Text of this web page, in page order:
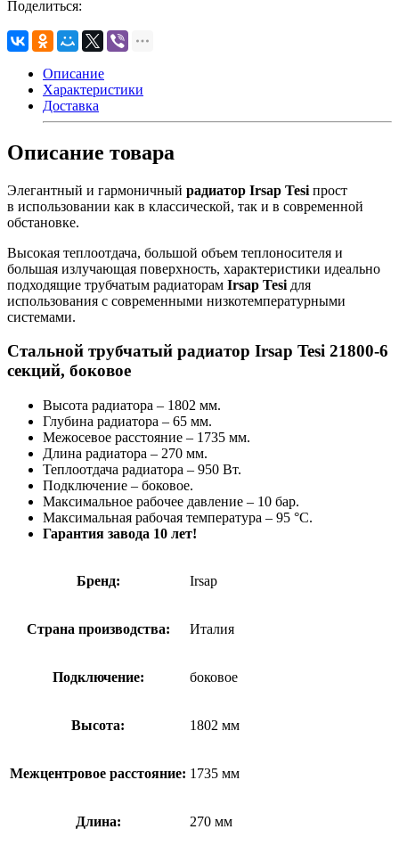
Поделиться:
Описание
Характеристики
Доставка
Описание товара
Элегантный и гармоничный радиатор Irsap Tesi прост
в использовании как в классической, так и в современной
обстановке.
Высокая теплоотдача, большой объем теплоносителя и
большая излучающая поверхность, характеристики идеально
подходящие трубчатым радиаторам Irsap Tesi для
использования с современными низкотемпературными
системами.
Стальной трубчатый радиатор Irsap Tesi 21800-6
секций, боковое
Высота радиатора – 1802 мм.
Глубина радиатора – 65 мм.
Межосевое расстояние – 1735 мм.
Длина радиатора – 270 мм.
Теплоотдача радиатора – 950 Вт.
Подключение – боковое.
Максимальное рабочее давление – 10 бар.
Максимальная рабочая температура – 95 °С.
Гарантия завода 10 лет!
Бренд: Irsap
Страна производства: Италия
Подключение: боковое
Высота: 1802 мм
Межцентровое расстояние: 1735 мм
Длина: 270 мм